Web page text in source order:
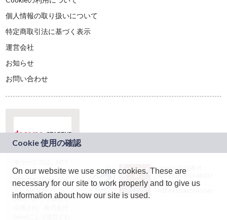
個人情報の取り扱いについて
特定商取引法に基づく表示
運営会社
お知らせ
お問い合わせ
ドコモグループの新
規事業創出プログラ
ム「docomo
STARTUP」を通じて
JASRAC許諾番号：
9024936001Y45037
JASRAC許諾番号：
On our website we use some cookies. These are
necessary for our site to work properly and to give us
information about how our site is used.